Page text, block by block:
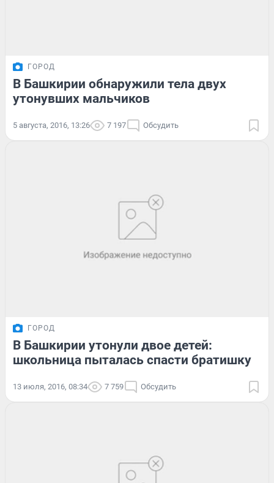
ГОРОД
В Башкирии обнаружили тела двух
утонувших мальчиков
5 августа, 2016, 13:26 7 197 Обсудить
ГОРОД
В Башкирии утонули двое детей:
школьница пыталась спасти братишку
13 июля, 2016, 08:34 7 759 Обсудить